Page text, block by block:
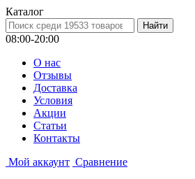
Каталог
08:00-20:00
О нас
Отзывы
Доставка
Условия
Aкции
Статьи
Контакты
Мой аккаунт Сравнение